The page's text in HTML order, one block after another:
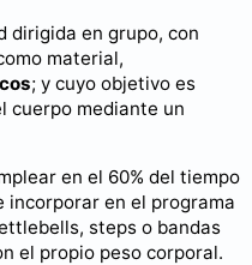
dirigida en grupo, con
material,
; y cuyo objetivo es
cuerpo mediante un
en el 60% del tiempo
incorporar en el programa
steps o bandas
el propio peso corporal.